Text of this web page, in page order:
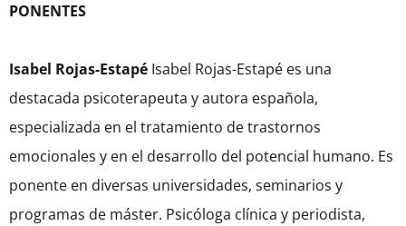
PONENTES
Isabel Rojas-Estapé Isabel Rojas-Estapé es una
destacada psicoterapeuta y autora española,
especializada en el tratamiento de trastornos
emocionales y en el desarrollo del potencial humano. Es
ponente en diversas universidades, seminarios y
programas de máster. Psicóloga clínica y periodista,